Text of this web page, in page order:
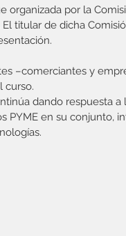
organizada por la
El titular de dicha
–comerciantes y
curso.
dando respuesta
PYME en su conjunto,